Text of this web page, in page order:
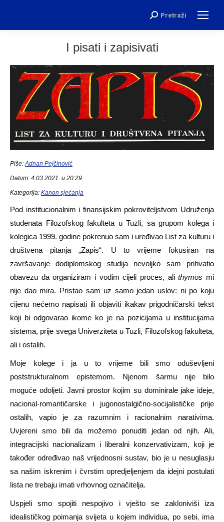
Search:
Pretraži
I pisati i zapisivati
Piše:Adnan Pejčinović
Datum: 4.03.2021. u 20:29
Kategorija: Kanon sjećanja
Pod institucionalnim i finansijskim pokroviteljstvom Udruženja
studenata Filozofskog fakulteta u Tuzli, sa grupom kolega i
kolegica 1999. godine pokrenuo sam i uređivao List za kulturu i
društvena pitanja „Zapis“. U to vrijeme fokusiran na
završavanje dodiplomskog studija nevoljko sam prihvatio
obavezu da organiziram i vodim cijeli proces, alithymos mi
nije dao mira. Pristao sam uz samo jedan uslov: ni po koju
cijenu nećemo napisati ili objaviti ikakav prigodničarski tekst
koji bi odgovarao ikome ko je na pozicijama u institucijama
sistema, prije svega Univerziteta u Tuzli, Filozofskog fakulteta,
ali i ostalih.
Moje kolege i ja u to vrijeme bili smo oduševljeni
poststrukturalnom epistemom. Njenom šarmu nije bilo
moguće odoljeti. Javni prostor kojim su dominirale jake ideje,
nacional-romantičarske i jugonostalgično-socijalističke prije
ostalih, vapio je za razumnim i racionalnim narativima.
Uvjereni smo bili da možemo ponuditi jedan od njih. Ali,
integracijski nacionalizam i liberalni konzervativizam, koji je
također određivao naš vrijednosni sustav, bio je u nesuglasju
sa našim iskrenim i čvrstim opredjeljenjem da idejni postulati
lista ne trebaju imati vrhovnog označitelja.
Uspjeli smo spojiti nespojivo i vješto se zakloniviši iza
idealističkog poimanja svijeta u kojem individua, po sebi, ima